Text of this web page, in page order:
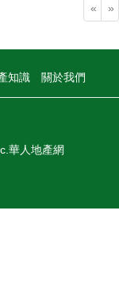
« »
知識 關於我們
華人地產網